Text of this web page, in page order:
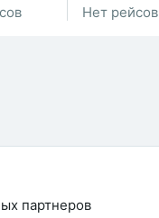
Нет рейсов
партнеров